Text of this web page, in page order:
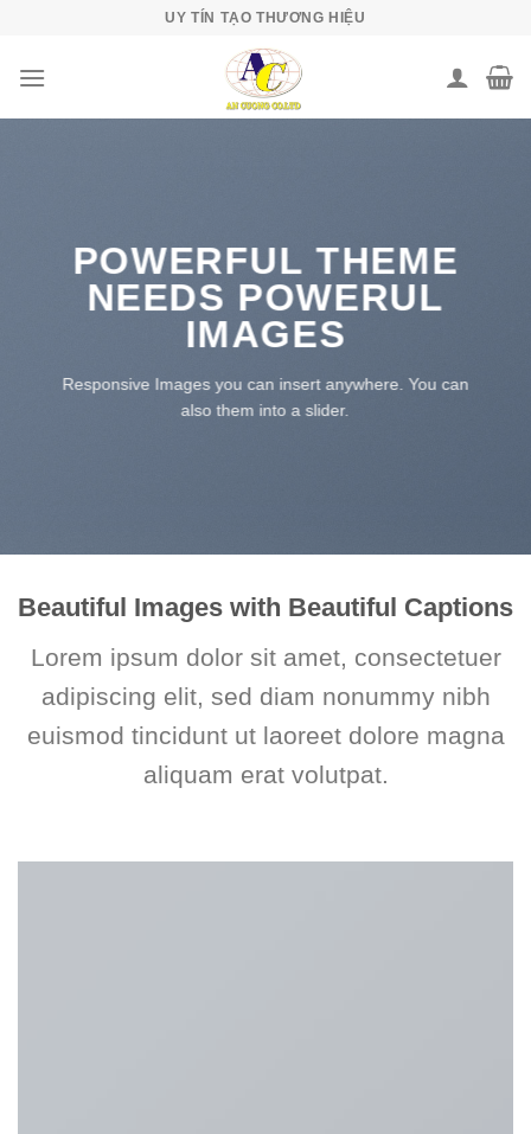
content
UY TÍN TẠO THƯƠNG HIỆU
POWERFUL THEME
NEEDS POWERUL
IMAGES
Responsive Images you can insert anywhere. You can
also them into a slider.
Beautiful Images with Beautiful Captions
Lorem ipsum dolor sit amet, consectetuer
adipiscing elit, sed diam nonummy nibh
euismod tincidunt ut laoreet dolore magna
aliquam erat volutpat.